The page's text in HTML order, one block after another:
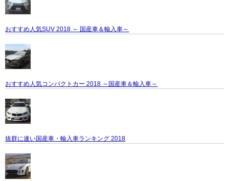
おすすめ人気SUV 2018 ～ 国産車＆輸入車～
おすすめ人気コンパクトカー 2018 ～国産車＆輸入車～
抜群に速い国産車・輸入車ランキング 2018